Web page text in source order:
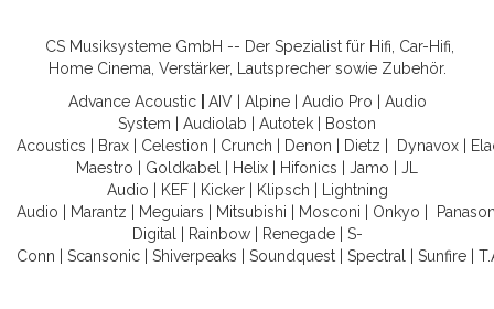
CS Musiksysteme GmbH -- Der Spezialist für Hifi, Car-Hifi,
Home Cinema, Verstärker, Lautsprecher sowie Zubehör.
Advance Acoustic
AIV| Alpine| Audio Pro
Audio
System
Audiolab Autotek
Boston
Acoustics
Brax Celestion Crunch Denon Dietz Dynavox
Maestro
Goldkabel Helix Hifonics Jamo
JL
Audio
KEF| Kicker| Klipsch
Lightning
Audio
Marantz Meguiars Mitsubishi Mosconi Onkyo
Digital
Rainbow| Renegade| S-
Conn
Scansonic Shiverpeaks Soundquest Spectral Sunfire